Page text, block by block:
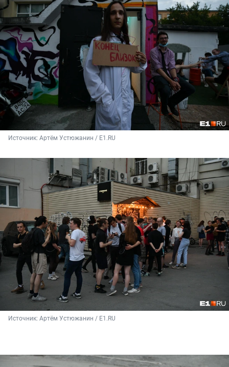
Источник: Артём Устюжанин / E1.RU
Источник: Артём Устюжанин / E1.RU